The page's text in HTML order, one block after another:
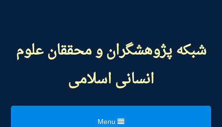
شبکه پژوهشگران و محققان علوم
انسانی اسلامی